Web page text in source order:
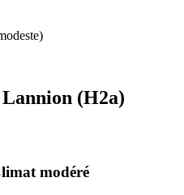
Lannion (H2a)
modéré